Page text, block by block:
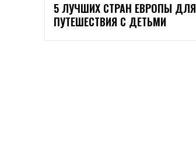
5 ЛУЧШИХ СТРАН ЕВРОПЫ ДЛЯ
ПУТЕШЕСТВИЯ С ДЕТЬМИ